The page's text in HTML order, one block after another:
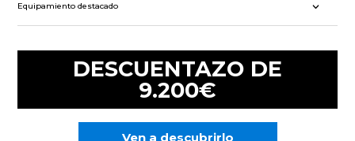
Equipamiento destacado
DESCUENTAZO DE
9.200€
Ven a descubrirlo